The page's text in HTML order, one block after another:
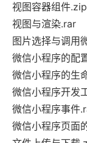
视图容器组件.zip
视图与渲染.rar
图片选择与调用
微信小程序的配
微信小程序的生
微信小程序开发
微信小程序事件
微信小程序页面